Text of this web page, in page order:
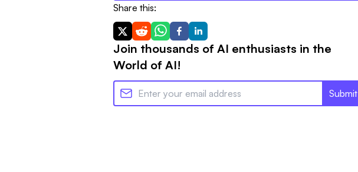
Share this:
Join thousands of AI enthusiasts in the
World of AI!
Submit